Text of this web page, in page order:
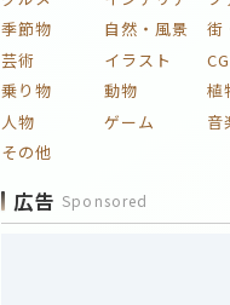
季節物
自然・風景 街
芸術
イラスト CG
乗り物
動物 植
人物
ゲーム 音
その他
広告 Sponsored